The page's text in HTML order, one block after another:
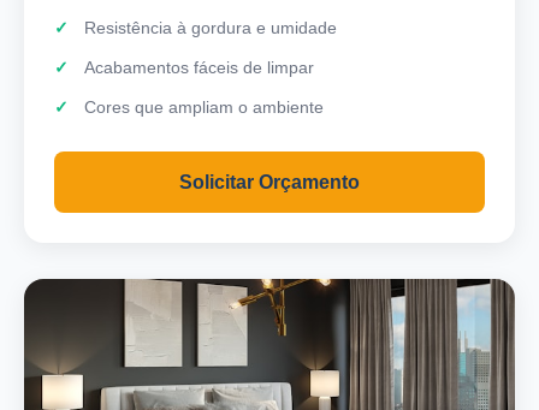
Resistência à gordura e umidade
Acabamentos fáceis de limpar
Cores que ampliam o ambiente
Solicitar Orçamento